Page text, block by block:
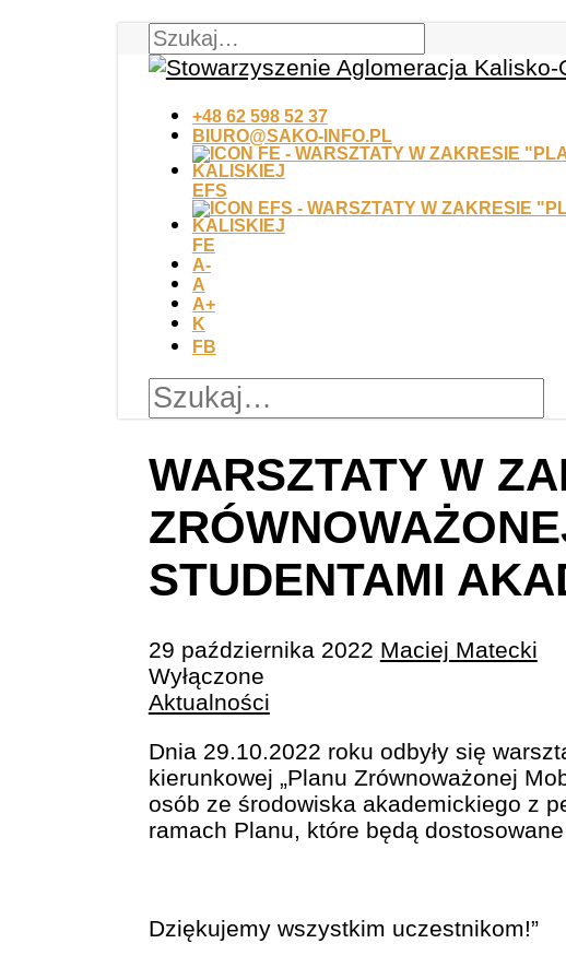
+48 62 598 52 37
BIURO@SAKO-INFO.PL
EFS
FE
A-
A
A+
K
FB
WARSZTATY W
STUDENTAMI
29 października 2022 Maciej Matecki
Wyłączone
Aktualności
Dnia 29.10.2022 roku odbyły się
kierunkowej „Planu Zrównoważonej
osób ze środowiska akademickiego z
ramach Planu, które będą
Dziękujemy wszystkim uczestnikom!”